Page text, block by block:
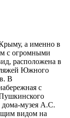
а именно в
с огромными
расположена в
Южного
В
с
дома-музея А.С.
видом на